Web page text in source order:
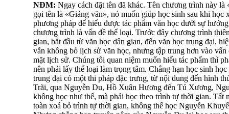
NĐM: Ngay cách đặt tên đã khác. Tên chương trình này
gọi tên là «Giảng văn», nó muốn giúp học sinh sau khi
phương pháp để hiểu được tác phẩm văn học dưới sự
chương trình là vấn đề thể loại. Trước đây chương trình
gian, bắt đầu từ văn học dân gian, đến văn học trung đại,
vẫn không bỏ lịch sử văn học, nhưng tập trung hơn vào
mặt lịch sử. Chúng tôi quan niệm muốn hiểu tác phẩm thì
nên phải lấy thể loại làm trọng tâm. Chẳng hạn học sinh
trung đại có một thi pháp đặc trưng, từ nội dung đến hình
Trãi, qua Nguyễn Du, Hồ Xuân Hương đến Tú Xương,
không học như thế, mà phải học theo trình tự thời gian. Tất
toàn xoá bỏ trình tự thời gian, không thể học Nguyễn